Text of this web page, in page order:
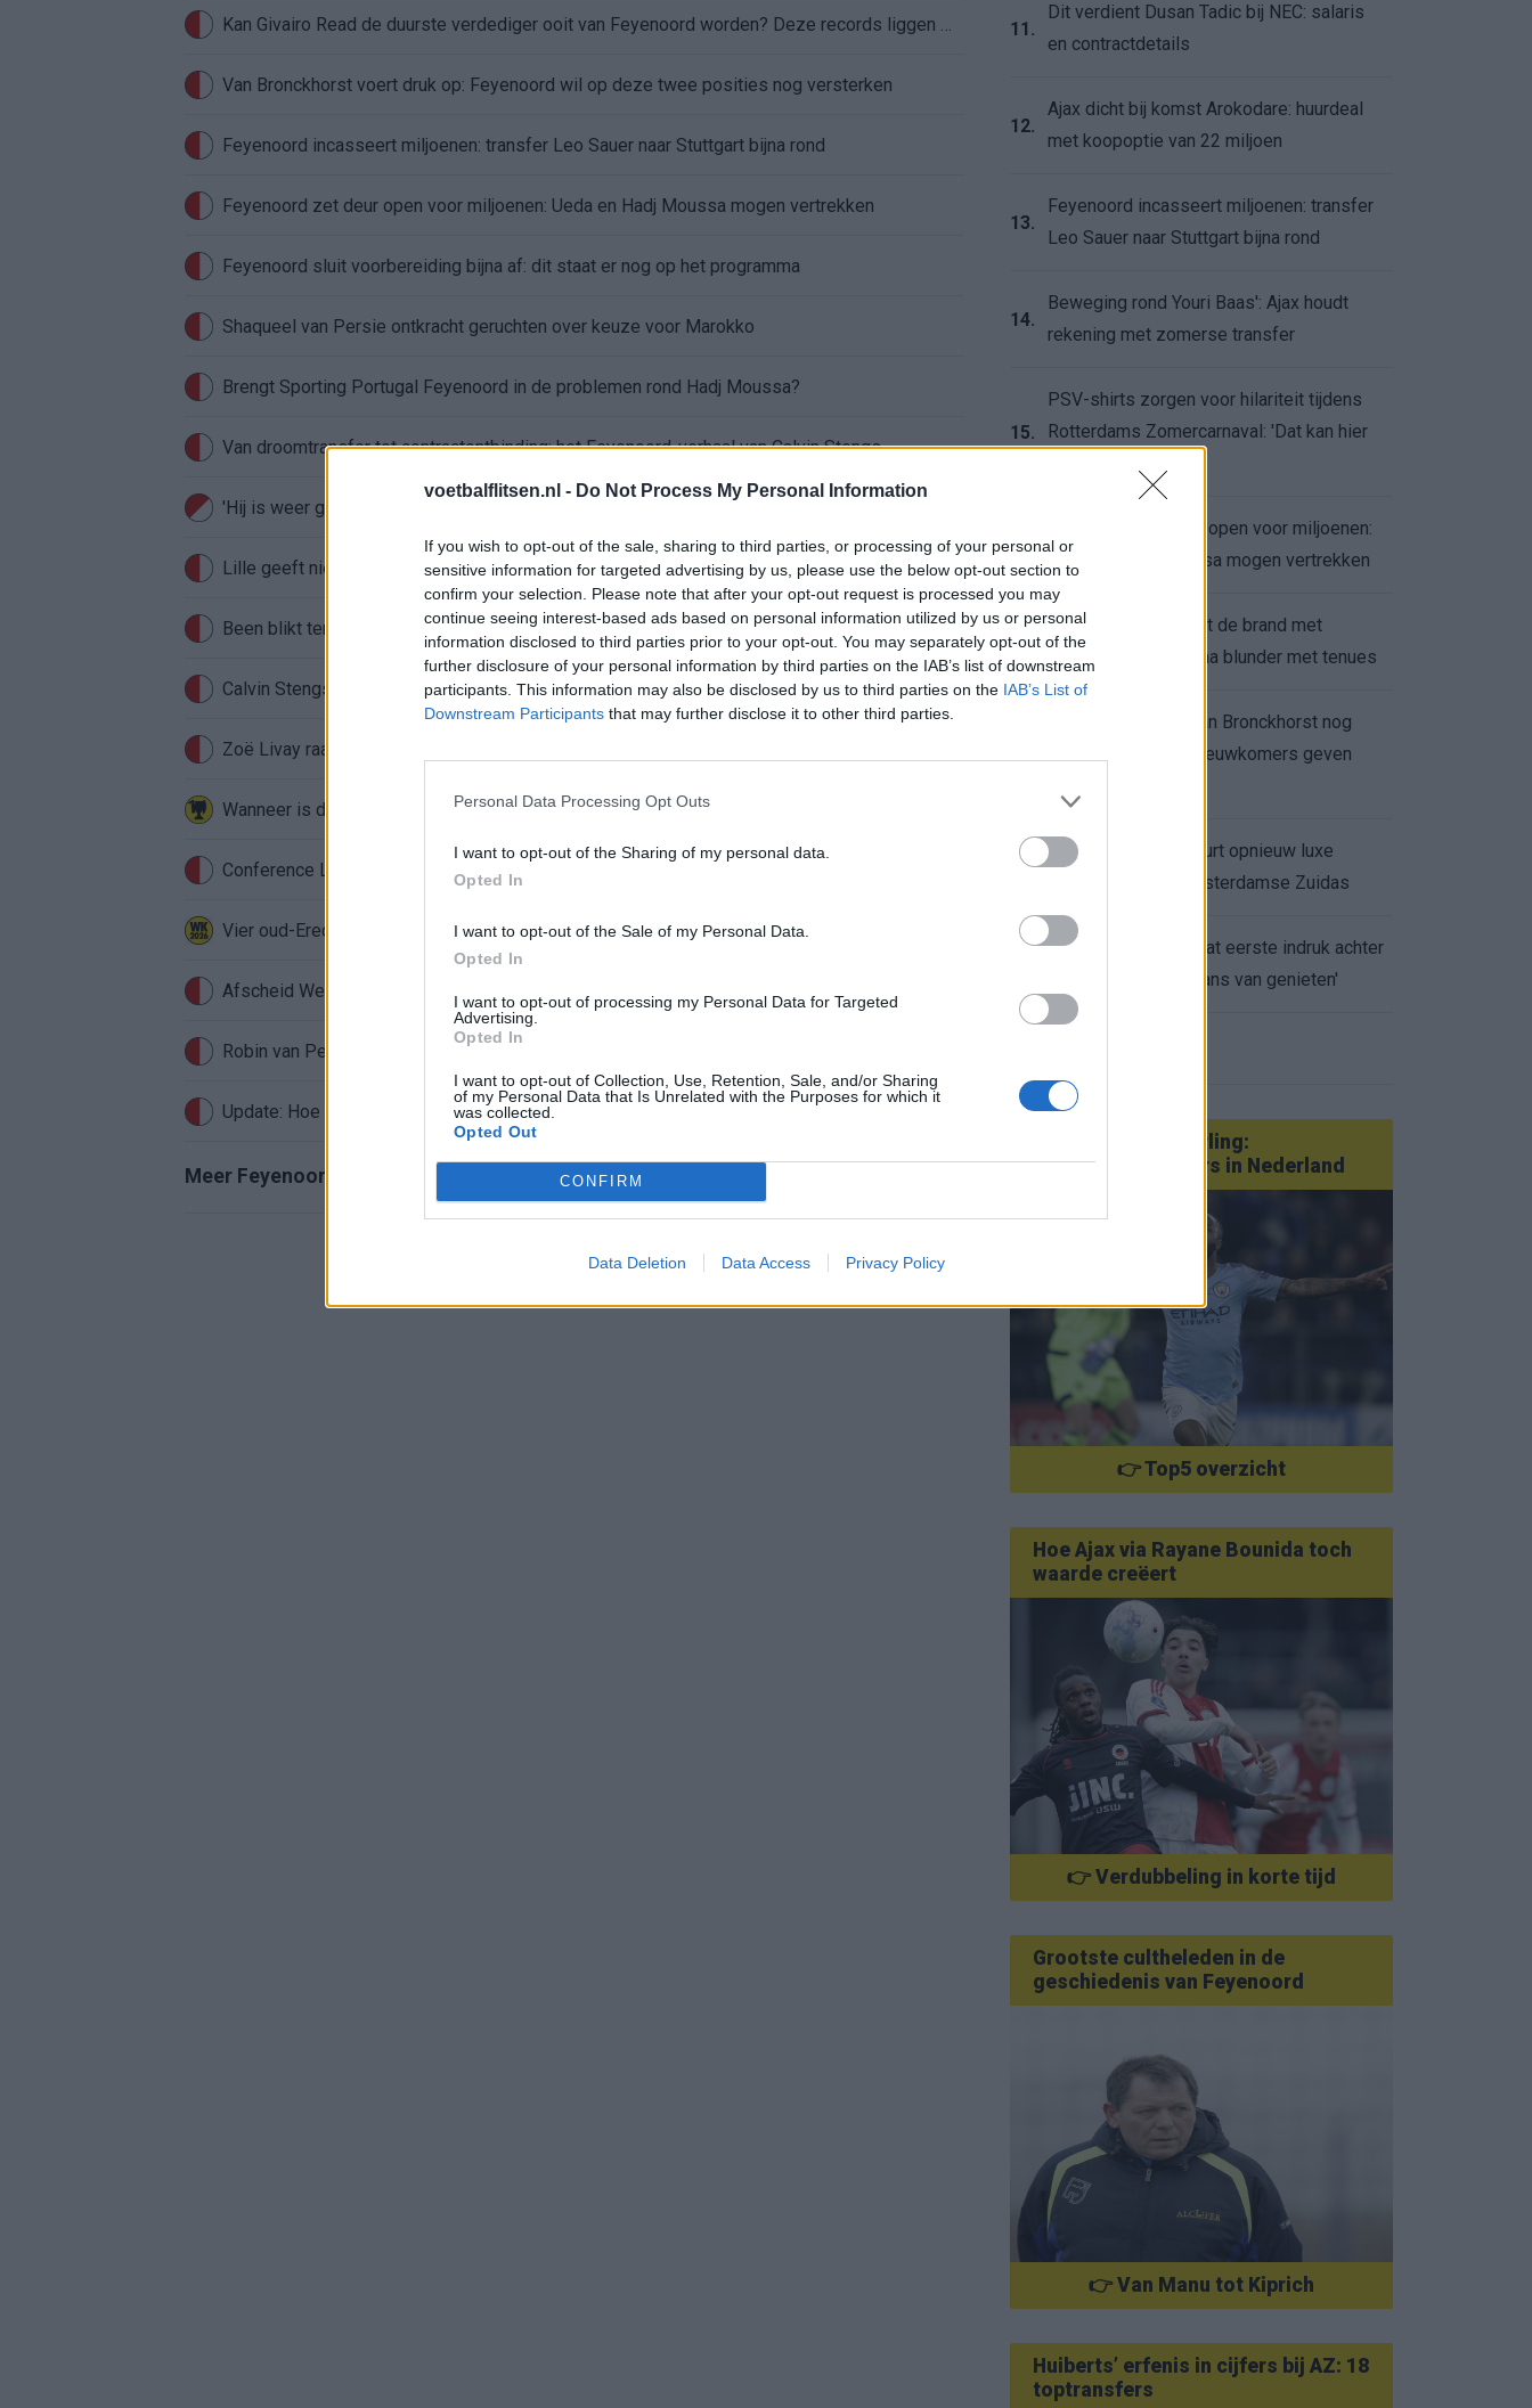
voetbalflitsen.nl - Do Not Process My Personal Information
If you wish to opt-out of the sale, sharing to third parties, or processing of your personal or
sensitive information for targeted advertising by us, please use the below opt-out section to
confirm your selection. Please note that after your opt-out request is processed you may
continue seeing interest-based ads based on personal information utilized by us or personal
information disclosed to third parties prior to your opt-out. You may separately opt-out of the
further disclosure of your personal information by third parties on the IAB’s list of downstream
participants. This information may also be disclosed by us to third parties on the IAB’s List of
Downstream Participants that may further disclose it to other third parties.
Personal Data Processing Opt Outs
I want to opt-out of the Sharing of my personal data.
Opted In
I want to opt-out of the Sale of my Personal Data.
Opted In
I want to opt-out of processing my Personal Data for Targeted
Advertising.
Opted In
I want to opt-out of Collection, Use, Retention, Sale, and/or Sharing
of my Personal Data that Is Unrelated with the Purposes for which it
was collected.
Opted Out
CONFIRM
Data Deletion Data Access Privacy Policy
Van Bronckhorst voert druk op: Feyenoord wil op deze twee posities nog versterken
Feyenoord incasseert miljoenen: transfer Leo Sauer naar Stuttgart bijna rond
Feyenoord zet deur open voor miljoenen: Ueda en Hadj Moussa mogen vertrekken
Feyenoord sluit voorbereiding bijna af: dit staat er nog op het programma
Shaqueel van Persie ontkracht geruchten over keuze voor Marokko
Brengt Sporting Portugal Feyenoord in de problemen rond Hadj Moussa?
Van droomtransfer tot contractontbinding: het Feyenoord-verhaal van Calvin Stengs
'Hij is weer gewoon mijn vader': Shaqueel openhartig over Robin van Persie
Lille geeft niet op na afwijzing: komt er nieuw bod op Gjivai Zechiël?
Been blikt terug op historische afstraffing: "Die schaamte voel ik nog altijd"
Calvin Stengs opnieuw vader: bijzonder nieuws in onzekere transferzomer
Zoë Livay raakt draad kwijt tijdens open dag Feyenoord na storing met autocue
Conference League-ophef: Hamrun uitgeschakeld na omstreden strafschop zonder VAR
Vier oud-Eredivisionisten kunnen wereldkampioen worden
Afscheid Wellenreuther roept iconisch Ajax-moment weer in herinnering
Robin van Persie zwijgt al veertig dagen: waarom blijft het zo stil?
Update: Hoe gaat het nu met Royston Drenthe
Meer Feyenoord-nieuws
11.
Dit verdient Dusan Tadic bij NEC: salaris
en contractdetails
12.
Ajax dicht bij komst Arokodare: huurdeal
met koopoptie van 22 miljoen
13.
Feyenoord incasseert miljoenen: transfer
Leo Sauer naar Stuttgart bijna rond
14.
Beweging rond Youri Baas': Ajax houdt
rekening met zomerse transfer
15.
PSV-shirts zorgen voor hilariteit tijdens
Rotterdams Zomercarnaval: 'Dat kan hier
16.
Feyenoord zet deur open voor miljoenen:
Ueda en Hadj Moussa mogen vertrekken
17.
Ajax helpt Burnley uit de brand met
afgeknipte sokken na blunder met tenues
Feyenoord onder Van Bronckhorst nog
altijd ongeslagen: nieuwkomers geven
19.
Hakim Ziyech verhuurt opnieuw luxe
appartement op Amsterdamse Zuidas
Marcos Leonardo laat eerste indruk achter
bij Ajax: 'Hier gaan fans van genieten'
Van Götze tot Sterling:
statementtransfers in Nederland
👉 Top5 overzicht
Hoe Ajax via Rayane Bounida toch
waarde creëert
👉 Verdubbeling in korte tijd
Grootste cultheleden in de
geschiedenis van Feyenoord
👉 Van Manu tot Kiprich
Huiberts’ erfenis in cijfers bij AZ: 18
toptransfers